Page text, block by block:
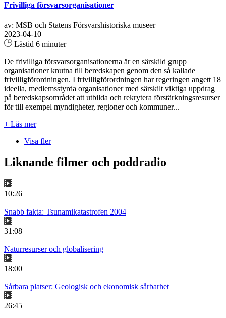
Frivilliga försvarsorganisationer
av: MSB och Statens Försvarshistoriska museer
2023-04-10
Lästid 6 minuter
De frivilliga försvarsorganisationerna är en särskild grupp
organisationer knutna till beredskapen genom den så kallade
frivilligförordningen. I frivilligförordningen har regeringen angett 18
ideella, medlemsstyrda organisationer med särskilt viktiga uppdrag
på beredskapsområdet att utbilda och rekrytera förstärkningsresurser
för till exempel myndigheter, regioner och kommuner...
+ Läs mer
Visa fler
Liknande filmer och poddradio
10:26
Snabb fakta: Tsunamikatastrofen 2004
31:08
Naturresurser och globalisering
18:00
Sårbara platser: Geologisk och ekonomisk sårbarhet
26:45